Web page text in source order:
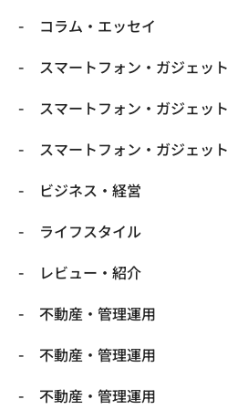
コラム・エッセイ
スマートフォン・ガジェット
スマートフォン・ガジェット
スマートフォン・ガジェット
ビジネス・経営
ライフスタイル
レビュー・紹介
不動産・管理運用
不動産・管理運用
不動産・管理運用